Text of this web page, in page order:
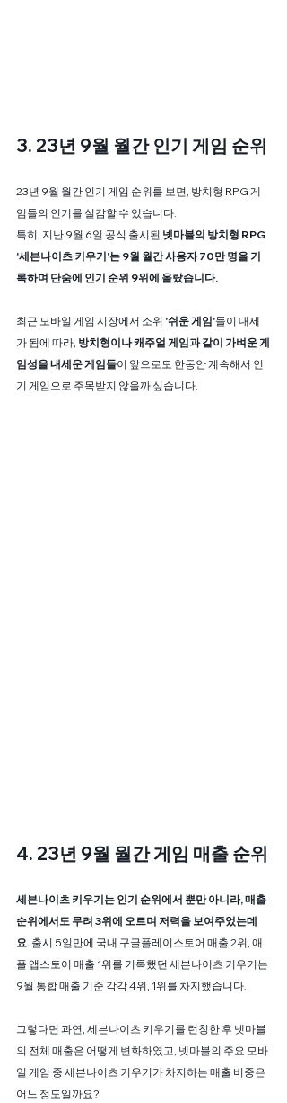
3. 23년 9월 월간 인기 게임 순위
23년 9월 월간 인기 게임 순위를 보면, 방치형 RPG 게
임들의 인기를 실감할 수 있습니다.
특히, 지난 9월 6일 공식 출시된 넷마블의 방치형 RPG
'세븐나이츠 키우기'는 9월 월간 사용자 70만 명을 기
록하며 단숨에 인기 순위 9위에 올랐습니다.
최근 모바일 게임 시장에서 소위 '쉬운 게임'들이 대세
가 됨에 따라, 방치형이나 캐주얼 게임과 같이 가벼운 게
임성을 내세운 게임들이 앞으로도 한동안 계속해서 인
기 게임으로 주목받지 않을까 싶습니다.
4. 23년 9월 월간 게임 매출 순위
세븐나이츠 키우기는 인기 순위에서 뿐만 아니라, 매출
순위에서도 무려 3위에 오르며 저력을 보여주었는데
요. 출시 5일만에 국내 구글플레이스토어 매출 2위, 애
플 앱스토어 매출 1위를 기록했던 세븐나이츠 키우기는
9월 통합 매출 기준 각각 4위, 1위를 차지했습니다.
그렇다면 과연, 세븐나이츠 키우기를 런칭한 후 넷마블
의 전체 매출은 어떻게 변화하였고, 넷마블의 주요 모바
일 게임 중 세븐나이츠 키우기가 차지하는 매출 비중은
어느 정도일까요?